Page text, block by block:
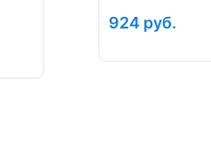
924 руб.